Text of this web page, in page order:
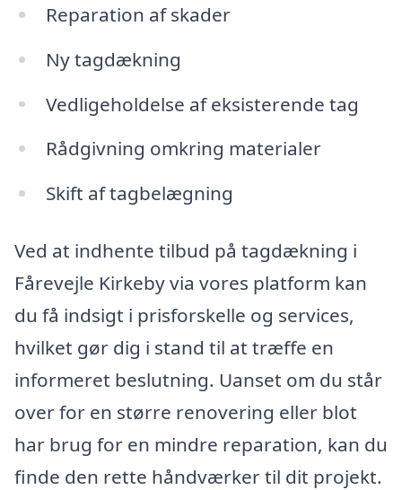
Reparation af skader
Ny tagdækning
Vedligeholdelse af eksisterende tag
Rådgivning omkring materialer
Skift af tagbelægning
Ved at indhente tilbud på tagdækning i
Fårevejle Kirkeby via vores platform kan
du få indsigt i prisforskelle og services,
hvilket gør dig i stand til at træffe en
informeret beslutning. Uanset om du står
over for en større renovering eller blot
har brug for en mindre reparation, kan du
finde den rette håndværker til dit projekt.